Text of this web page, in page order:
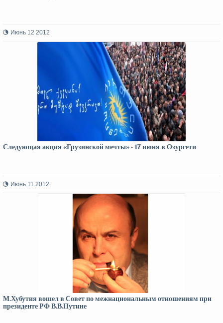
Июнь 12 2012
Следующая акция «Грузинской мечты» - 17 июня в Озургети
Июнь 11 2012
М.Хубутия вошел в Совет по межнациональным отношениям при
президенте РФ В.В.Путине